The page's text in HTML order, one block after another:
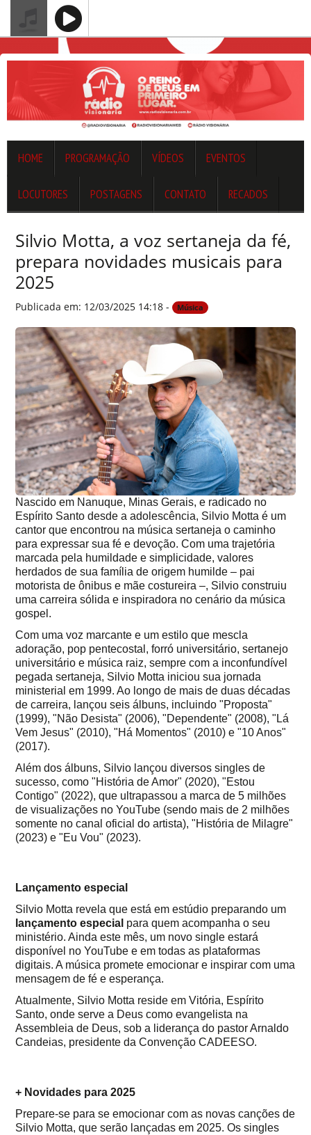
HOME PROGRAMAÇÃO VÍDEOS EVENTOS
LOCUTORES POSTAGENS CONTATO RECADOS
Silvio Motta, a voz sertaneja da fé,
prepara novidades musicais para
2025
Publicada em: 12/03/2025 14:18 - Música
Nascido em Nanuque, Minas Gerais, e radicado no
Espírito Santo desde a adolescência, Silvio Motta é um
cantor que encontrou na música sertaneja o caminho
para expressar sua fé e devoção. Com uma trajetória
marcada pela humildade e simplicidade, valores
herdados de sua família de origem humilde – pai
motorista de ônibus e mãe costureira –, Silvio construiu
uma carreira sólida e inspiradora no cenário da música
gospel.
Com uma voz marcante e um estilo que mescla
adoração, pop pentecostal, forró universitário, sertanejo
universitário e música raiz, sempre com a inconfundível
pegada sertaneja, Silvio Motta iniciou sua jornada
ministerial em 1999. Ao longo de mais de duas décadas
de carreira, lançou seis álbuns, incluindo "Proposta"
(1999), "Não Desista" (2006), "Dependente" (2008), "Lá
Vem Jesus" (2010), "Há Momentos" (2010) e "10 Anos"
(2017).
Além dos álbuns, Silvio lançou diversos singles de
sucesso, como "História de Amor" (2020), "Estou
Contigo" (2022), que ultrapassou a marca de 5 milhões
de visualizações no YouTube (sendo mais de 2 milhões
somente no canal oficial do artista), "História de Milagre"
(2023) e "Eu Vou" (2023).
Lançamento especial
Silvio Motta revela que está em estúdio preparando um
lançamento especial para quem acompanha o seu
ministério. Ainda este mês, um novo single estará
disponível no YouTube e em todas as plataformas
digitais. A música promete emocionar e inspirar com uma
mensagem de fé e esperança.
Atualmente, Silvio Motta reside em Vitória, Espírito
Santo, onde serve a Deus como evangelista na
Assembleia de Deus, sob a liderança do pastor Arnaldo
Candeias, presidente da Convenção CADEESO.
+ Novidades para 2025
Prepare-se para se emocionar com as novas canções de
Silvio Motta, que serão lançadas em 2025. Os singles